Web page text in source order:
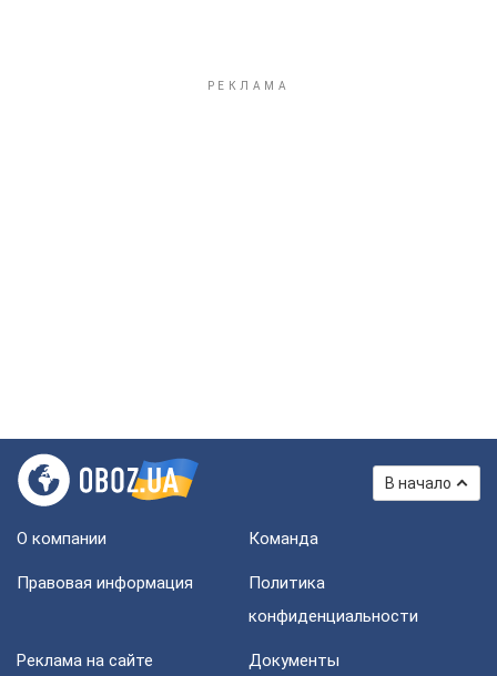
В начало
О компании Команда
Правовая информация
Политика
конфиденциальности
Реклама на сайте Документы